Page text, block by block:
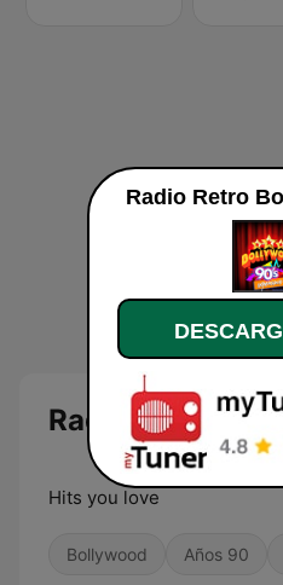
Radio Retro
Hits you love
Bollywood Años 90